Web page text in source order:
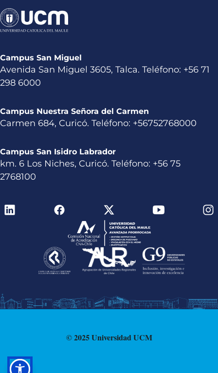
Campus San Miguel
Avenida San Miguel 3605, Talca. Teléfono: +56 71
298 6000
Campus Nuestra Señora del Carmen
Carmen 684, Curicó. Teléfono: +56752768000
Campus San Isidro Labrador
km. 6 Los Niches, Curicó. Teléfono: +56 75
2768100
© 2025 Universidad UCM